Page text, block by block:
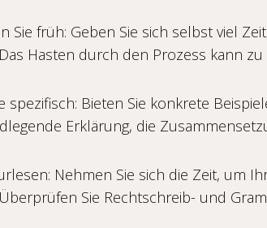
Sie früh: Geben Sie sich selbst viel
Hasten durch den Prozess kann
spezifisch: Bieten Sie konkrete
Erklärung, die
Nehmen Sie sich die Zeit, um
Sie Rechtschreib- und